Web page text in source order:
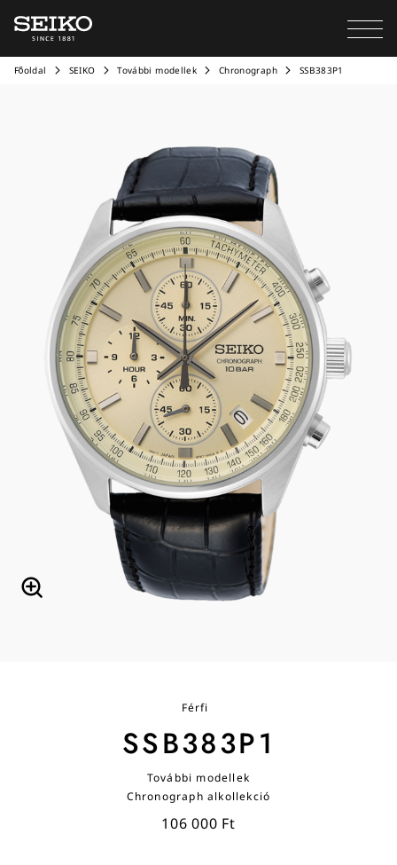
Főoldal SEIKO További modellek Chronograph SSB383P1
Férfi
SSB383P1
További modellek
Chronograph alkollekció
106 000 Ft